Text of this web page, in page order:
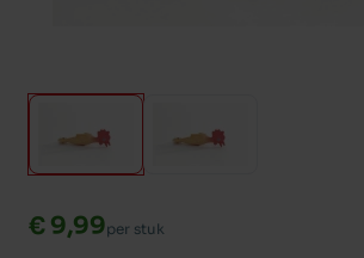
€ 9,99per stuk